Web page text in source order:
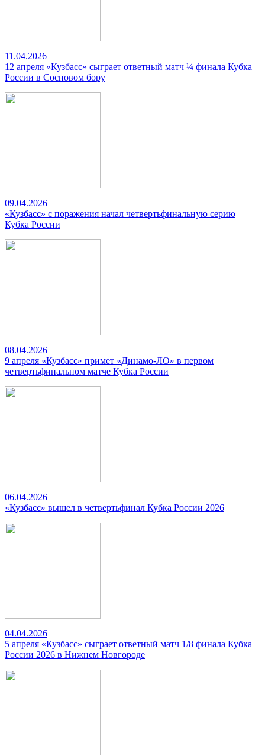
11.04.2026
12 апреля «Кузбасс» сыграет ответный матч ¼ финала Кубка
России в Сосновом бору
09.04.2026
«Кузбасс» с поражения начал четвертьфинальную серию
Кубка России
08.04.2026
9 апреля «Кузбасс» примет «Динамо-ЛО» в первом
четвертьфинальном матче Кубка России
06.04.2026
«Кузбасс» вышел в четвертьфинал Кубка России 2026
04.04.2026
5 апреля «Кузбасс» сыграет ответный матч 1/8 финала Кубка
России 2026 в Нижнем Новгороде